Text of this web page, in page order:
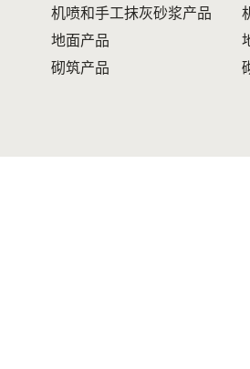
机喷和手工抹灰砂浆产品
地面产品
砌筑产品